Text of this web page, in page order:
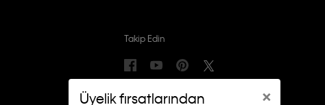
×
Üyelik fırsatlarından
Takip Edin